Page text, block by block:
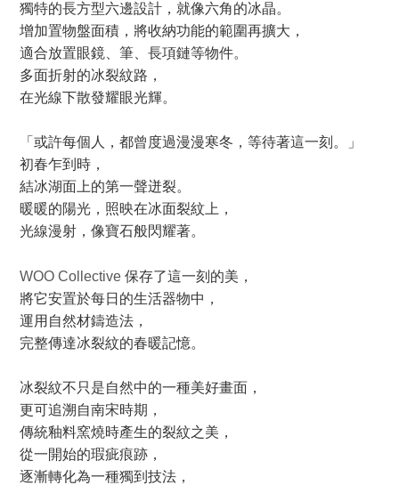
獨特的長方型六邊設計，就像六角的冰晶。
增加置物盤面積，將收納功能的範圍再擴大，
適合放置眼鏡、筆、長項鏈等物件。
多面折射的冰裂紋路，
在光線下散發耀眼光輝。
「或許每個人，都曾度過漫漫寒冬，等待著這一刻。」
初春乍到時，
結冰湖面上的第一聲迸裂。
暖暖的陽光，照映在冰面裂紋上，
光線漫射，像寶石般閃耀著。
WOO Collective 保存了這一刻的美，
將它安置於每日的生活器物中，
運用自然材鑄造法，
完整傳達冰裂紋的春暖記憶。
冰裂紋不只是自然中的一種美好畫面，
更可追溯自南宋時期，
傳統釉料窯燒時產生的裂紋之美，
從一開始的瑕疵痕跡，
逐漸轉化為一種獨到技法，